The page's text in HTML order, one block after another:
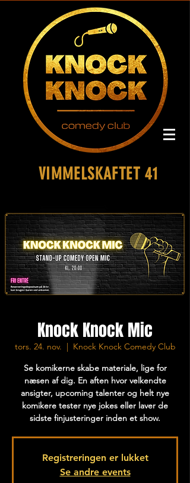
VIMMELSKAFTET 41
Knock Knock Mic
tors. 24. nov.
  |
Knock Knock Comedy Club
Se komikerne skabe materiale, lige for
næsen af dig. En aften hvor velkendte
ansigter, upcoming talenter og helt nye
komikere tester nye jokes eller laver de
sidste finjusteringer inden et show.
Registreringen er lukket
Se andre events